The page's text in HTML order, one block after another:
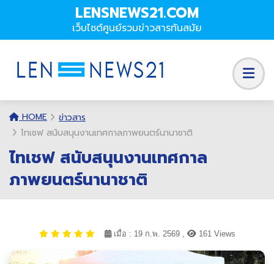
LENSNEWS21.COM
เว็บไซต์ศูนย์รวมข่าวสารทันสมัย
HOME
ข่าวสาร
ไทเชฟ สนับสนุนงานเทศกาลภาพยนตร์นานาชาติ
ไทเชฟ สนับสนุนงานเทศกาล
ภาพยนตร์นานาชาติ
เมื่อ : 19 ก.พ. 2569 , 161 Views